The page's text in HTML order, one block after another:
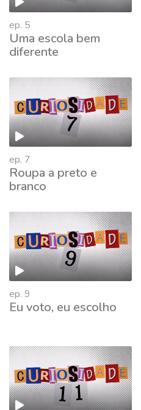
ep. 5
Uma escola bem
diferente
ep. 7
Roupa a preto e
branco
ep. 9
Eu voto, eu escolho
761067